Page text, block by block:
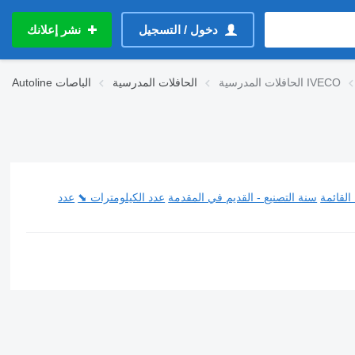
دخول / التسجيل نشر إعلانك
Autoline الباصات الحافلات المدرسية الحافلات المدرسية IVECO
سنة التصنيع - القديم في المقدمة عدد الكيلومترات ⬊ عدد